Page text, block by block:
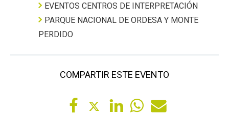
EVENTOS CENTROS DE INTERPRETACIÓN
PARQUE NACIONAL DE ORDESA Y MONTE
PERDIDO
COMPARTIR ESTE EVENTO